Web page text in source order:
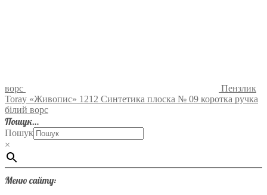
ворс
Пензлик
Toray «Живопис» 1212 Синтетика плоска № 09 коротка ручка
білий ворс
Пошук…
Пошук
×
Меню сайту: